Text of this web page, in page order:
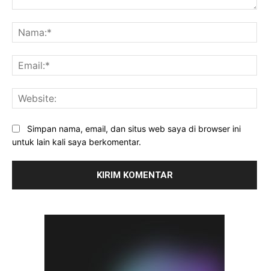
Simpan nama, email, dan situs web saya di browser ini
untuk lain kali saya berkomentar.